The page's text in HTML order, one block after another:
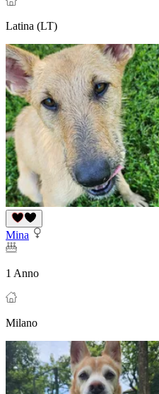
Latina (LT)
Mina
1 Anno
Milano